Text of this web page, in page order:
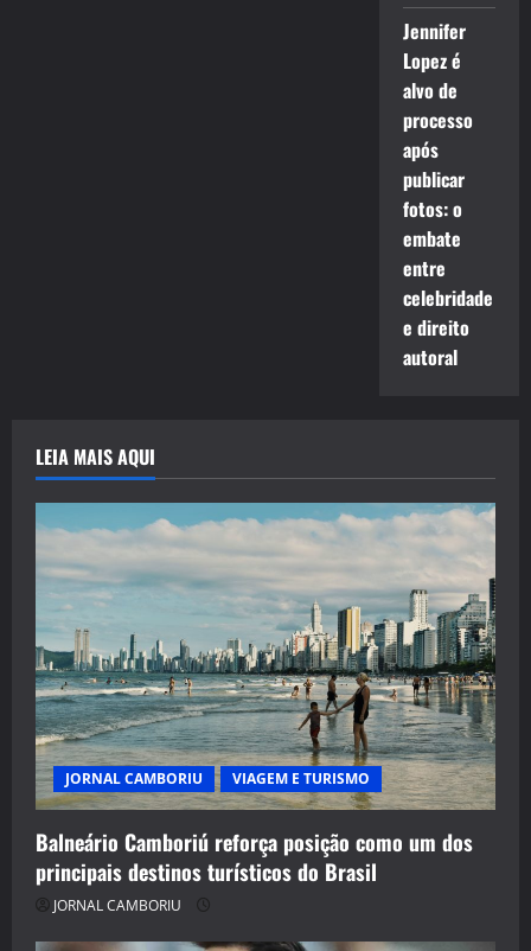
Jennifer
Lopez é
alvo de
processo
após
publicar
fotos: o
embate
entre
celebridade
e direito
autoral
LEIA MAIS AQUI
JORNAL CAMBORIU VIAGEM E TURISMO
Balneário Camboriú reforça posição como um dos
principais destinos turísticos do Brasil
JORNAL CAMBORIU